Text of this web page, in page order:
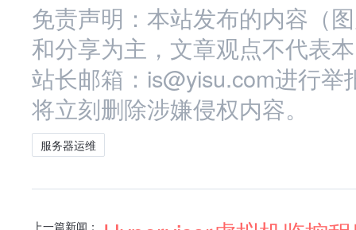
免责声明：本站发布的内容（
和分享为主，文章观点不代表
站长邮箱：is@yisu.com进行
将立刻删除涉嫌侵权内容。
服务器运维
上一篇新闻：